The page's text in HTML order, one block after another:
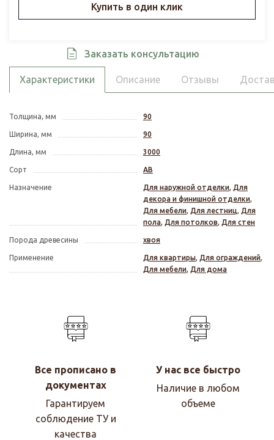
Купить в один клик
Заказать консультацию
Характеристики Описание Отзывы
Толщина, мм 90
Ширина, мм 90
Длина, мм 3000
Сорт АВ
Назначение Для наружной отделки, Для
декора и финишной отделки,
Для мебели, Для лестниц, Для
пола, Для потолков, Для стен
Порода древесины хвоя
Применение Для квартиры, Для ограждений,
Для мебели, Для дома
Все прописано в
документах
Гарантируем
соблюдение ТУ и
качества
У нас все быстро
Наличие в любом
объеме